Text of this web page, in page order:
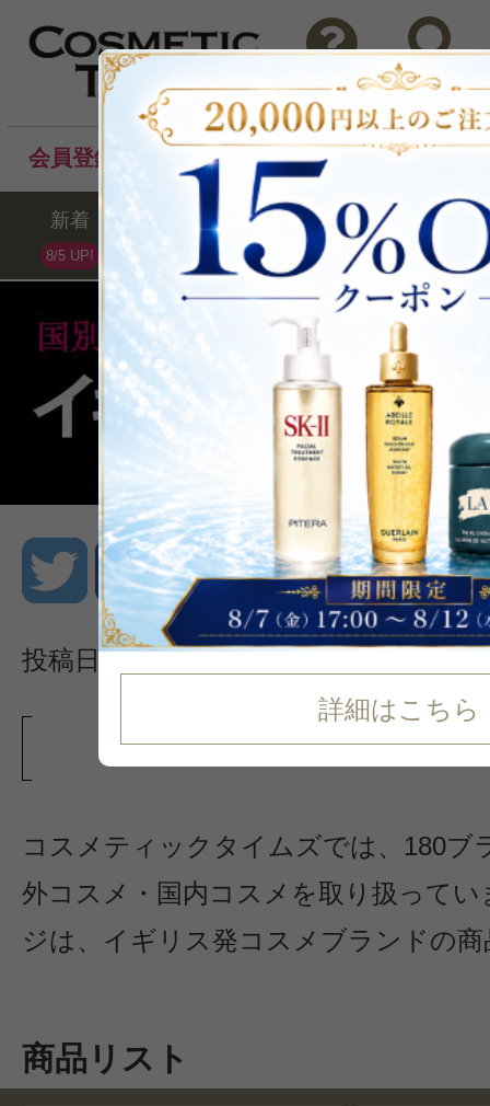
問い合わせ 検索
会員登録後のお買い物でポイントプレゼント！
新着
8/5 UP!
セール ランキング ブ
詳細はこちら
投稿日：2025/01/10
イギリスコスメ・化
コスメティックタイムズでは、180ブ
外コスメ・国内コスメを取り扱って
ジは、イギリス発コスメブランドの
商品リスト